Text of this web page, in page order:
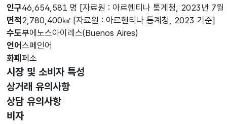
인구46,654,581 명 [자료원 : 아르헨티나 통계청, 2023년 7월
면적2,780,400㎢ [자료원 : 아르헨티나 통계청, 2023 기준]
수도부에노스아이레스(Buenos Aires)
언어스페인어
화폐페소
시장 및 소비자 특성
상거래 유의사항
상담 유의사항
비자